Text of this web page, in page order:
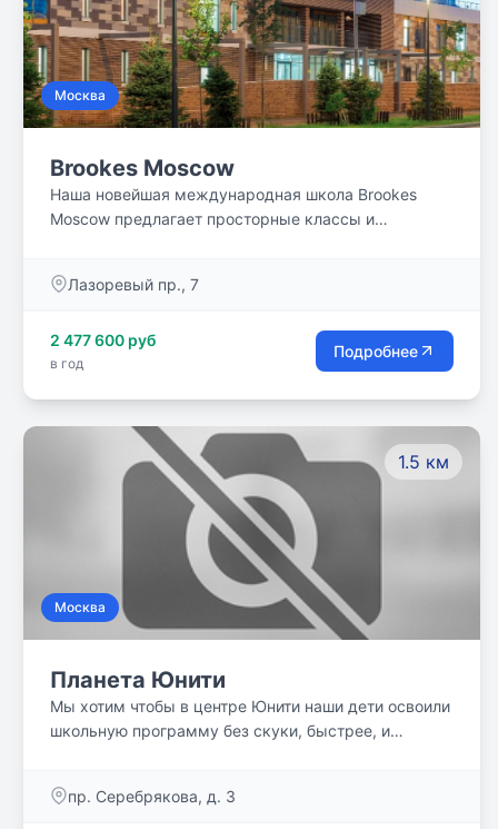
Москва
Brookes Moscow
Наша новейшая международная школа Brookes
Moscow предлагает просторные классы и
интегрированных технологий.
Лазоревый пр., 7
2 477 600 руб
в год
Подробнее
1.5 км
Москва
Планета Юнити
Мы хотим чтобы в центре Юнити наши дети освоили
школьную программу без скуки, быстрее, и
пр. Серебрякова, д. 3